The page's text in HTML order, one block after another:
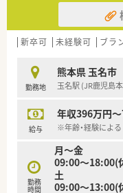
新卒可 未経験可 ブラ
勤務地
熊本県 玉名市
玉名駅 (JR鹿児島
給与
年収396万円
※年齢・経験による
勤務
時間
月～金
09:00～18:00(
土
09:00～13:00(